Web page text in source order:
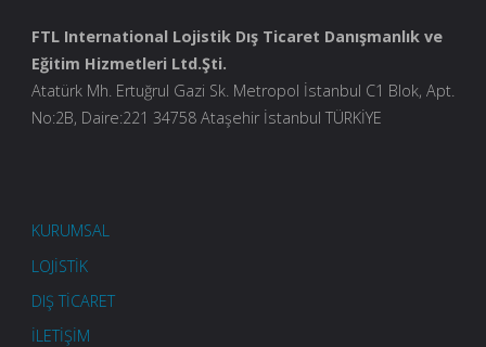
FTL International Lojistik Dış Ticaret Danışmanlık ve
Eğitim Hizmetleri Ltd.Şti.
Atatürk Mh. Ertuğrul Gazi Sk. Metropol İstanbul C1 Blok, Apt.
No:2B, Daire:221 34758 Ataşehir İstanbul TÜRKİYE
KURUMSAL
LOJİSTİK
DIŞ TİCARET
İLETİŞİM